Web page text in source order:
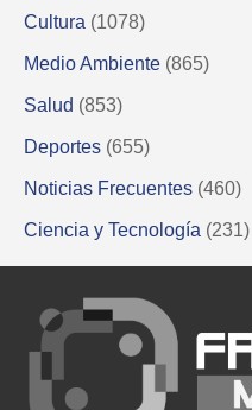
Cultura (1078)
Medio Ambiente (865)
Salud (853)
Deportes (655)
Noticias Frecuentes (460)
Ciencia y Tecnología (231)